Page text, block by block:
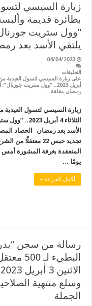
زيارة السيسي
“وول ستريت
يلتقي الأسد بعد
04/04/2023
التعليقات
أبريل 2023.. “وول ستريت
رمضان مغلقة
زيارة السيسي لتسول العيدية
الثلاثاء 4
الأسد بعد رمضان الحصاد
يومًا …
أكمل القراءة »
وسلع منتهية
الجملة